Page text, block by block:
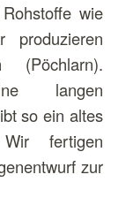
wie
(Pöchlarn).
langen
so ein altes
fertigen
zur